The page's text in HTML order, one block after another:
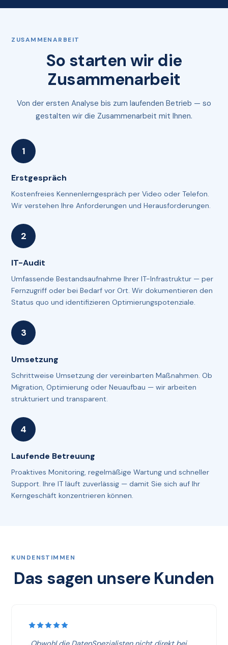
ZUSAMMENARBEIT
So starten wir die
Zusammenarbeit
Von der ersten Analyse bis zum laufenden Betrieb — so
gestalten wir die Zusammenarbeit mit Ihnen.
Erstgespräch
Kostenfreies Kennenlerngespräch per Video oder Telefon.
Wir verstehen Ihre Anforderungen und Herausforderungen.
IT-Audit
Umfassende Bestandsaufnahme Ihrer IT-Infrastruktur — per
Fernzugriff oder bei Bedarf vor Ort. Wir dokumentieren den
Status quo und identifizieren Optimierungspotenziale.
Umsetzung
Schrittweise Umsetzung der vereinbarten Maßnahmen. Ob
Migration, Optimierung oder Neuaufbau — wir arbeiten
strukturiert und transparent.
Laufende Betreuung
Proaktives Monitoring, regelmäßige Wartung und schneller
Support. Ihre IT läuft zuverlässig — damit Sie sich auf Ihr
Kerngeschäft konzentrieren können.
KUNDENSTIMMEN
Das sagen unsere Kunden